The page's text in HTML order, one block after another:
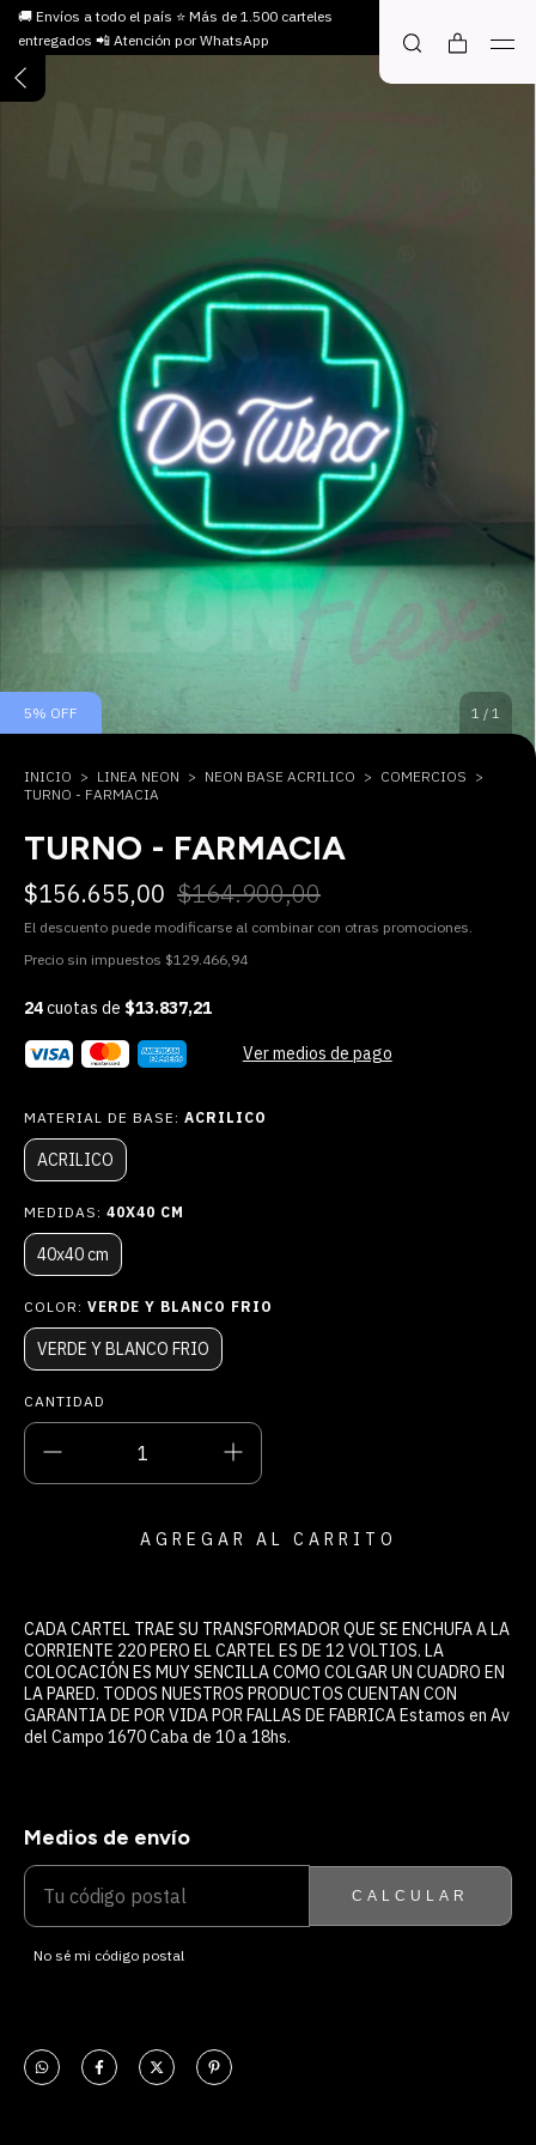
🚚 Envíos a todo el país ⭐ Más de 1.500 carteles
entregados 📲 Atención por WhatsApp
5% OFF 1 / 1
INICIO > LINEA NEON > NEON BASE ACRILICO > COMERCIOS >
TURNO - FARMACIA
TURNO - FARMACIA
$156.655,00 $164.900,00
El descuento puede modificarse al combinar con otras promociones.
Precio sin impuestos $129.466,94
24cuotas de $13.837,21
Ver medios de pago
MATERIAL DE BASE: ACRILICO
ACRILICO
MEDIDAS: 40X40 CM
40x40 cm
COLOR: VERDE Y BLANCO FRIO
VERDE Y BLANCO FRIO
CANTIDAD
CADA CARTEL TRAE SU TRANSFORMADOR QUE SE ENCHUFA A LA
CORRIENTE 220 PERO EL CARTEL ES DE 12 VOLTIOS. LA
COLOCACIÓN ES MUY SENCILLA COMO COLGAR UN CUADRO EN
LA PARED. TODOS NUESTROS PRODUCTOS CUENTAN CON
GARANTIA DE POR VIDA POR FALLAS DE FABRICA Estamos en Av
del Campo 1670 Caba de 10 a 18hs.
ENTREGAS PARA EL CP:
Medios de envío
CALCULAR
No sé mi código postal